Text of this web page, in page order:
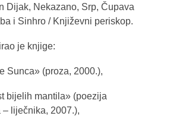
Dijak, Nekazano, Srp, Čupava
i Sinhro / Književni periskop.
je knjige:
Sunca» (proza, 2000.),
bijelih mantila» (poezija
– liječnika, 2007.),